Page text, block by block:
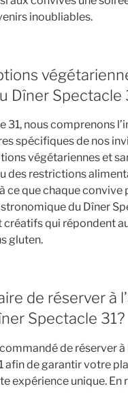
inoubliables.
Dîner Spectacle
31, nous comprenons
spécifiques de nos
végétariennes et
des restrictions
ce que chaque
du Dîner
créatifs qui répondent
gluten.
de réserver à
Spectacle 31?
de réserver à
afin de garantir votre
expérience unique. En